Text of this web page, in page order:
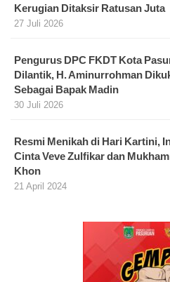
Kerugian Ditaksir Ratusan Juta
27 Juli 2026
Pengurus DPC FKDT Kota
Dilantik, H. Aminurrohman
Sebagai Bapak Madin
30 Juli 2026
Resmi Menikah di Hari Kartini,
Cinta Veve Zulfikar dan
Khon
21 April 2024